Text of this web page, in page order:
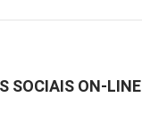
SOCIAIS ON-LINE